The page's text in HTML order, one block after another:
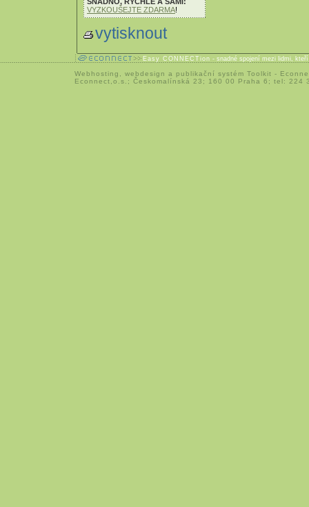
VYZKOUŠEJTE ZDARMA!
vytisknout
Easy CONNECTion - snadné spojení mezi lidmi,
Webhosting webdesign a publikační systém Toolkit -
Econnect,o.s.; Českomalínská 23; 160 00 Praha 6; tel: 224